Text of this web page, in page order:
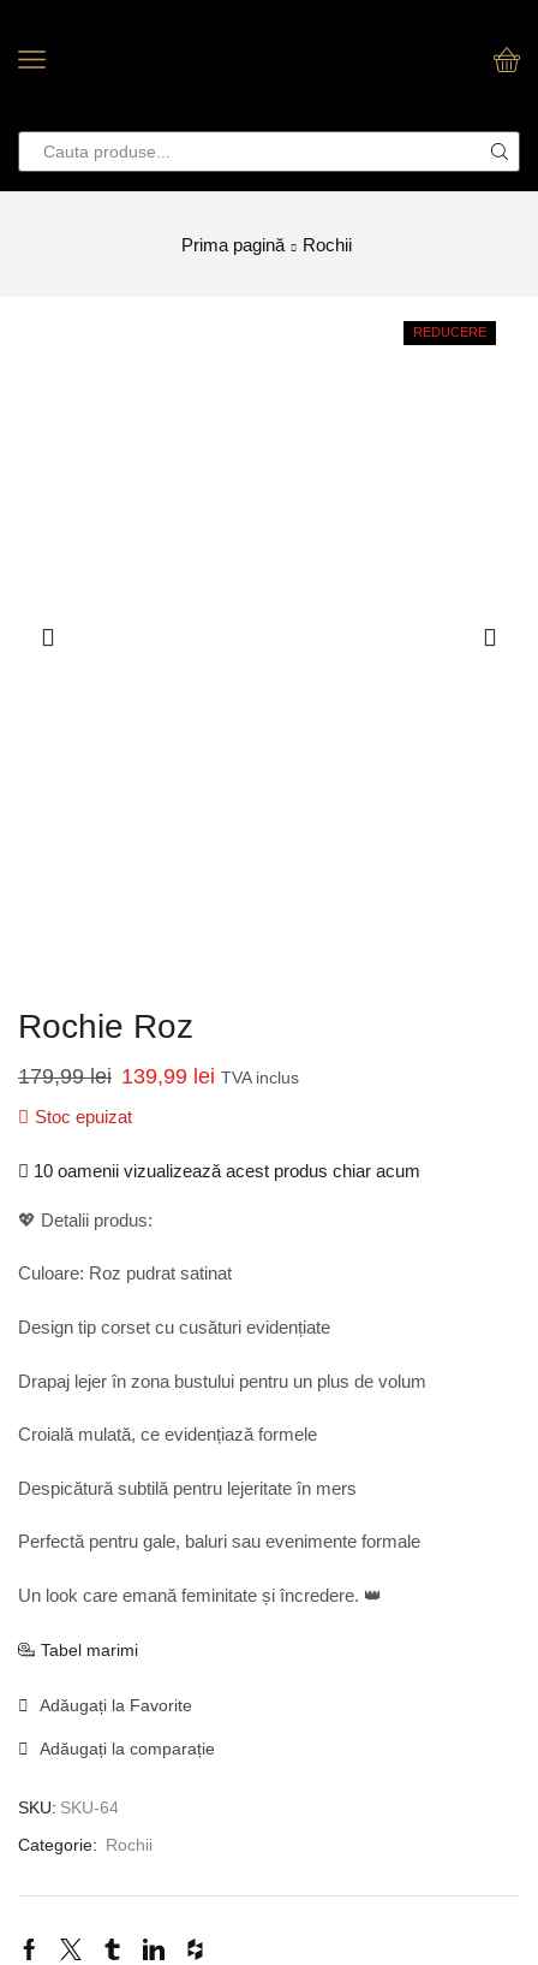
Prima pagină Rochii
REDUCERE
Rochie Roz
179,99lei 139,99 lei TVA inclus
Stoc epuizat
10 oamenii vizualizează acest produs chiar acum
💖 Detalii produs:
Culoare: Roz pudrat satinat
Design tip corset cu cusături evidențiate
Drapaj lejer în zona bustului pentru un plus de volum
Croială mulată, ce evidențiază formele
Despicătură subtilă pentru lejeritate în mers
Perfectă pentru gale, baluri sau evenimente formale
Un look care emană feminitate și încredere. 👑
Tabel marimi
Adăugați la Favorite
Adăugați la comparație
SKU: SKU-64
Categorie: Rochii